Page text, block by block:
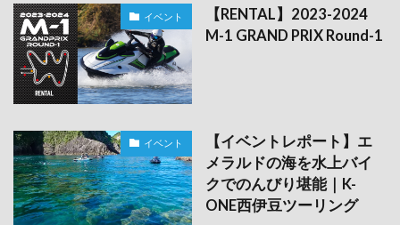
イベント
【RENTAL】2023-2024
M-1 GRAND PRIX Round-1
イベント
【イベントレポート】エ
メラルドの海を水上バイ
クでのんびり堪能｜K-
ONE西伊豆ツーリング